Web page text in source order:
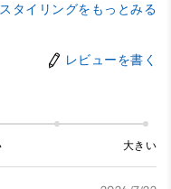
スタイリングをもっとみる
レビューを書く
大きい